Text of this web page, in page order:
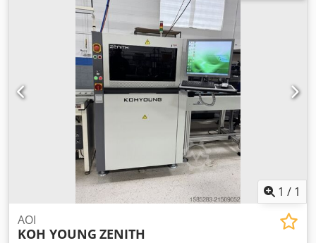
1 / 1
AOI
KOH YOUNG ZENITH